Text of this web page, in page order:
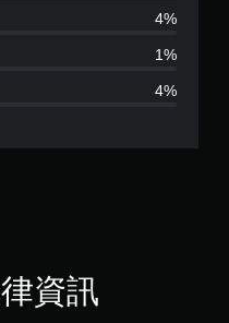
6
4%
1%
4%
資訊